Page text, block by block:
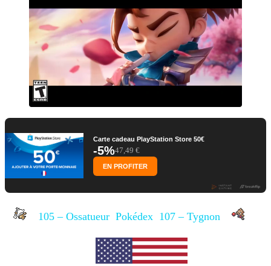
Carte cadeau PlayStation Store 50€
-5%47,49 €
EN PROFITER
105 – Ossatueur Pokédex 107 – Tygnon